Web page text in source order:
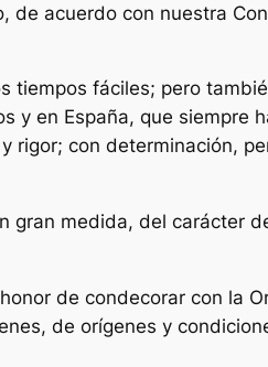
de acuerdo con nuestra
tiempos fáciles; pero
y en España, que
rigor; con determinación,
gran medida, del carácter
de condecorar con la
de orígenes y